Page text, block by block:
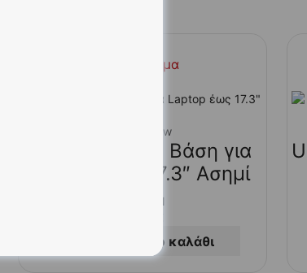
Σε απόθεμα
Quick View
Ugreen LP451 Βάση για
Laptop έως 17.3″ Ασημί
UGREEN
Προσθήκη στο καλάθι